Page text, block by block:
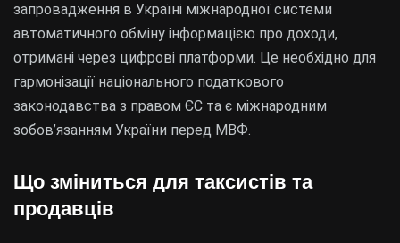
запровадження в Україні міжнародної системи
автоматичного обміну інформацією про доходи,
отримані через цифрові платформи. Це необхідно для
гармонізації національного податкового
законодавства з правом ЄС та є міжнародним
зобов’язанням України перед МВФ.
Що зміниться для таксистів та
продавців